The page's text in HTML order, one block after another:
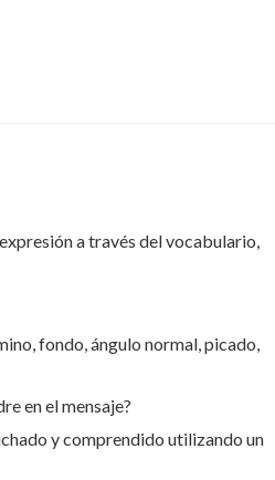
a través del vocabulario,
fondo, ángulo normal, picado,
en el mensaje?
y comprendido utilizando un